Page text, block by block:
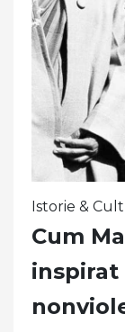
Istorie &
Cum
inspirat